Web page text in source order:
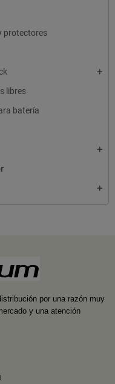
protectores
libres
batería
por una razón muy
y una atención